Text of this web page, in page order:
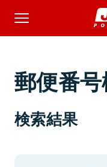
郵便番
検索結果